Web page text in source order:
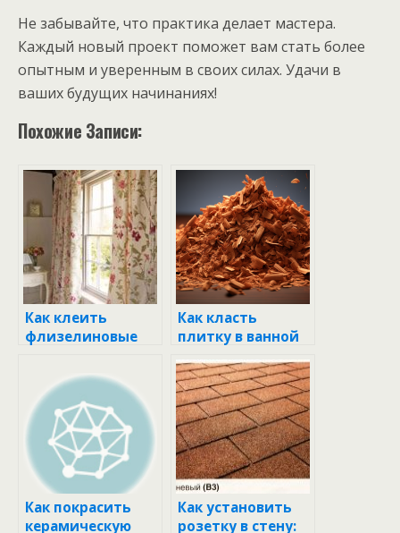
Не забывайте, что практика делает мастера.
Каждый новый проект поможет вам стать более
опытным и уверенным в своих силах. Удачи в
ваших будущих начинаниях!
Похожие Записи:
Как клеить
флизелиновые
стену: пошаговое
руководство
Как класть
плитку в ванной
на стену своими
руками:
пошаговая
инструкция и
видео
Как покрасить
керамическую
Как установить
розетку в стену: